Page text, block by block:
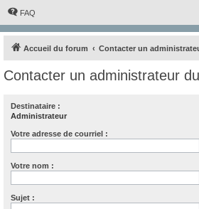
FAQ
Accueil du forum Contacter un
Contacter un administrateur
Destinataire :
Administrateur
Votre adresse de courriel :
Votre nom :
Sujet :